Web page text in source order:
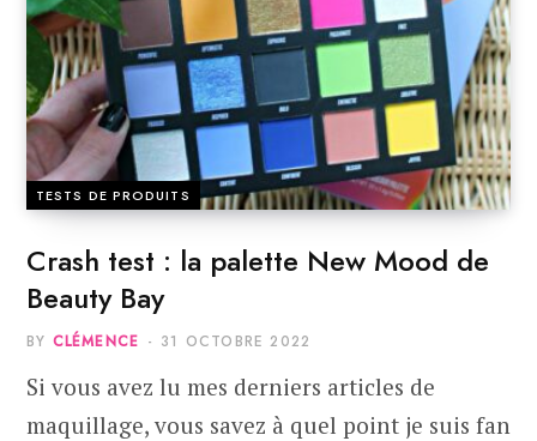
TESTS DE PRODUITS
Crash test : la palette New Mood de
Beauty Bay
BY CLÉMENCE 31 OCTOBRE 2022
Si vous avez lu mes derniers articles de
maquillage, vous savez à quel point je suis fan